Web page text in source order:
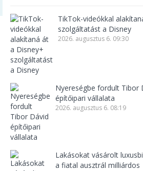
TikTok-videókkal
szolgáltatást a Disney
2026. augusztus 6. 09:30
Nyereségbe fordult Tibor
építőipari vállalata
2026. augusztus 6. 08:19
Lakásokat vásárolt
a fiatal ausztrál milliárdos